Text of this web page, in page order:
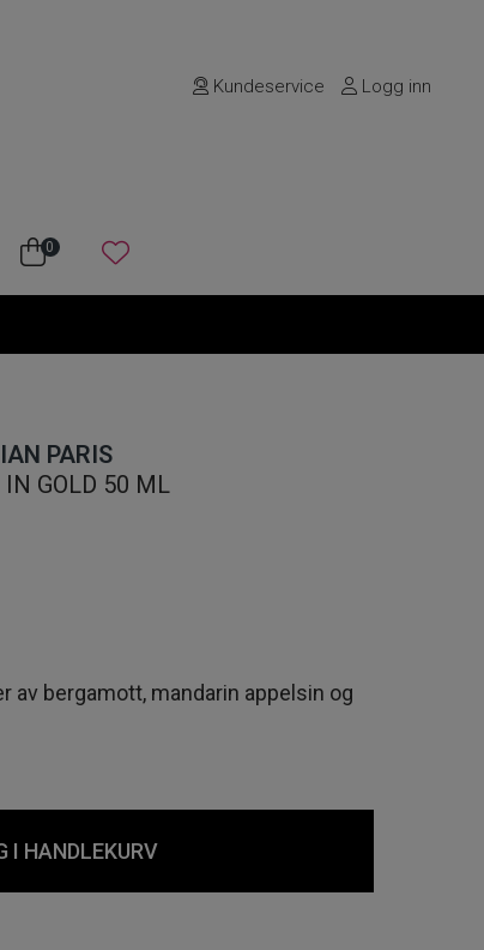
Kundeservice Logg inn
0
PARIS
GOLD 50 ML
av bergamott, mandarin appelsin og
I HANDLEKURV